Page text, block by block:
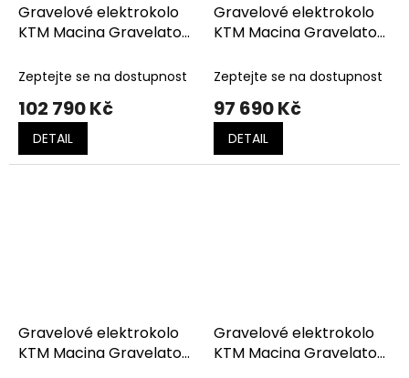
Gravelové elektrokolo
KTM Macina Gravelator
Glossy)
Zeptejte se na dostupnost
102 790 Kč
DETAIL
Gravelové elektrokolo
KTM Macina Gravelator
(Black)
Zeptejte se na dostupnost
97 690 Kč
DETAIL
Gravelové elektrokolo
KTM Macina Gravelator
Gravelové elektrokolo
KTM Macina Gravelator